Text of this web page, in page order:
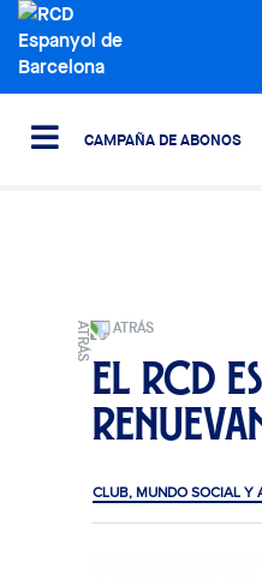
CAMPAÑA DE ABONOS
ATRÁS
El RCD
CLUB, MUNDO SOCIAL Y